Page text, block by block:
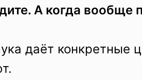
А когда вообще
даёт